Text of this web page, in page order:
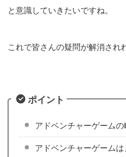
と意識していきたいですね。
これで皆さんの疑問が解消され
ポイント
アドベンチャーゲーム
アドベンチャーゲーム